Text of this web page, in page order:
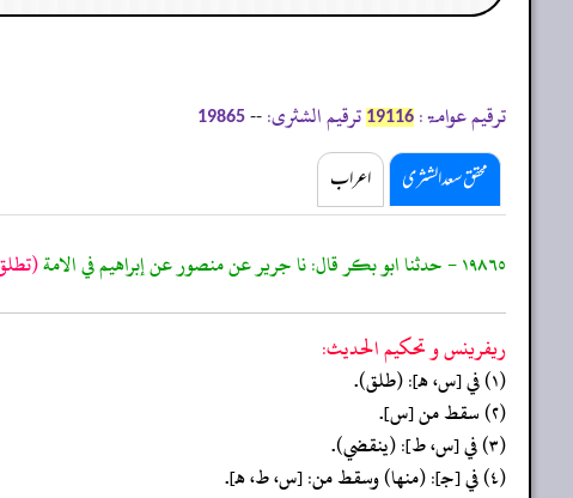
ترقیم عوامۃ: 19116 ترقیم الشثری: --
19865
محقق سعد الشثری اعراب
١٩٨٦٥ - حدثنا ابو بكر قال: نا جرير عن منصور عن إبراهيم في الامة
ريفرينس و تحكيم الحدیث:
(١) في [س، هـ]: (طلق).
(٢) سقط من [س].
(٣) في [س، ط]: (ينقضي).
(٤) في [جـ]: (منها) وسقط من: [س، ط، هـ].